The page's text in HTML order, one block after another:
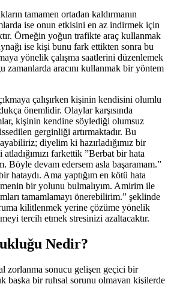
tamamen ortadan kaldırmanın
ise onun etkisini en az indirmek için
Örneğin yoğun trafikte araç kullanmak
ise kişi bunu fark ettikten sonra bu
yönelik çalışma saatlerini düzenlemek
zamanlarda aracını kullanmak bir yöntem
çalışırken kişinin kendisini olumlu
önemlidir. Olaylar karşısında
kişinin kendine söylediği olumsuz
gerginliği artırmaktadır. Bu
diyelim ki hazırladığımız bir
farkettik ”Berbat bir hata
Böyle devam edersem asla başaramam.”
hataydı. Ama yaptığım en kötü hata
bir yolunu bulmalıyım. Amirim ile
tamamlamayı önerebilirim.” şeklinde
kilitlenmek yerine çözüme yönelik
tercih etmek stresinizi azaltacaktır.
Nedir?
zorlanma sonucu gelişen geçici bir
başka bir ruhsal sorunu olmayan kişilerde